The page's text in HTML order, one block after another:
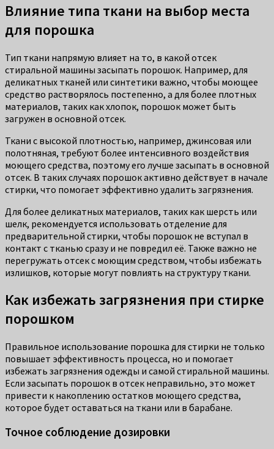
Влияние типа ткани на выбор места
для порошка
Тип ткани напрямую влияет на то, в какой отсек
стиральной машины засыпать порошок. Например, для
деликатных тканей или синтетики важно, чтобы моющее
средство растворялось постепенно, а для более плотных
материалов, таких как хлопок, порошок может быть
загружен в основной отсек.
Ткани с высокой плотностью, например, джинсовая или
полотняная, требуют более интенсивного воздействия
моющего средства, поэтому его лучше засыпать в основной
отсек. В таких случаях порошок активно действует в начале
стирки, что помогает эффективно удалить загрязнения.
Для более деликатных материалов, таких как шерсть или
шелк, рекомендуется использовать отделение для
предварительной стирки, чтобы порошок не вступал в
контакт с тканью сразу и не повредил её. Также важно не
перегружать отсек с моющим средством, чтобы избежать
излишков, которые могут повлиять на структуру ткани.
Как избежать загрязнения при стирке
порошком
Правильное использование порошка для стирки не только
повышает эффективность процесса, но и помогает
избежать загрязнения одежды и самой стиральной машины.
Если засыпать порошок в отсек неправильно, это может
привести к накоплению остатков моющего средства,
которое будет оставаться на ткани или в барабане.
Точное соблюдение дозировки